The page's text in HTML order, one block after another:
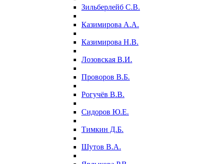
Зильберлейб С.В.
Казимирова А.А.
Казимирова Н.В.
Лозовская В.И.
Проворов В.Б.
Рогучёв В.В.
Сидоров Ю.Е.
Тимкин Д.Б.
Шутов В.А.